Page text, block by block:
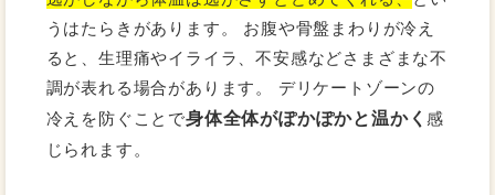
うはたらきがあります。 お腹や骨盤まわりが冷え
ると、生理痛やイライラ、不安感などさまざまな不
調が表れる場合があります。 デリケートゾーンの
冷えを防ぐことで身体全体がぽかぽかと温かく感
じられます。